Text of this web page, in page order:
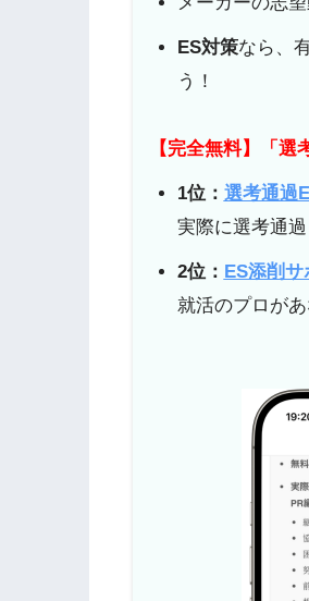
ES対策なら、
う！
【完全無料】「選
1位： 選考通過
実際に選考通
2位： ES添削サ
就活のプロが